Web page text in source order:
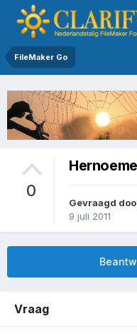
FileMaker Go
0
Gevraagd
9 juli 2011
Vraag